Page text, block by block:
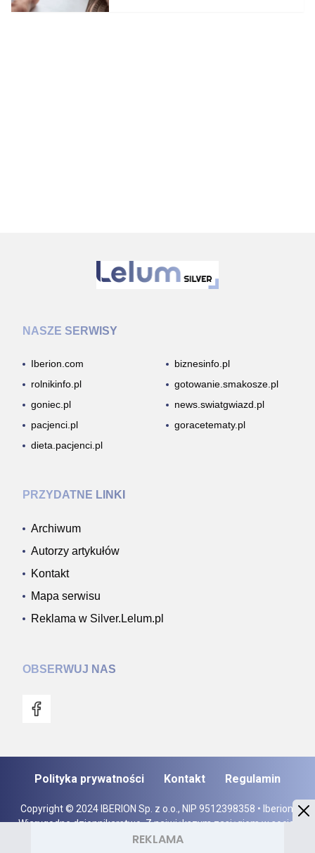
NASZE SERWISY
Iberion.com
biznesinfo.pl
rolnikinfo.pl
gotowanie.smakosze.pl
goniec.pl
news.swiatgwiazd.pl
pacjenci.pl
goracetematy.pl
dieta.pacjenci.pl
PRZYDATNE LINKI
Archiwum
Autorzy artykułów
Kontakt
Mapa serwisu
Reklama w Silver.Lelum.pl
OBSERWUJ NAS
Copyright © 2024 IBERION Sp. z o.o., NIP 9512398358 • Iberion.
Wiarygodne dziennikarstwo. Z największym zasięgiem w social
mediach.
Polityka prywatności Kontakt Regulamin